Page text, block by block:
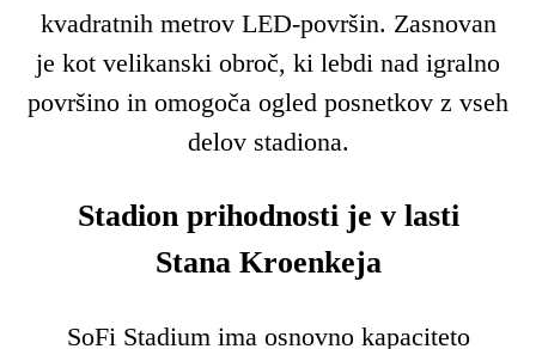
kvadratnih metrov LED-površin. Zasnovan
je kot velikanski obroč, ki lebdi nad igralno
površino in omogoča ogled posnetkov z vseh
delov stadiona.
Stadion prihodnosti je v lasti
Stana Kroenkeja
SoFi Stadium ima osnovno kapaciteto